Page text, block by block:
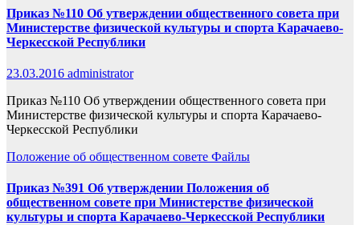
Приказ №110 Об утверждении общественного совета при
Министерстве физической культуры и спорта Карачаево-
Черкесской Республики
23.03.2016 administrator
Приказ №110 Об утверждении общественного совета при
Министерстве физической культуры и спорта Карачаево-
Черкесской Республики
Положение об общественном совете Файлы
Приказ №391 Об утверждении Положения об
общественном совете при Министерстве физической
культуры и спорта Карачаево-Черкесской Республики